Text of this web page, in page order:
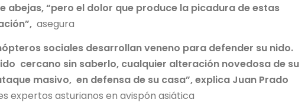
“pero el dolor que produce la picadura de estas
asegura
sociales desarrollan veneno para defender su nido.
cercano sin saberlo, cualquier alteración novedosa de su
masivo, en defensa de su casa”, explica Juan Prado
expertos asturianos en avispón asiática